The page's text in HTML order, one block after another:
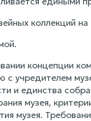
коллекций на
концепции
с учредителем
и единства
музея,
музея.